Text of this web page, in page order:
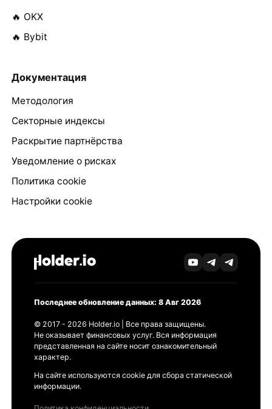
🔥 OKX
🔥 Bybit
Документация
Методология
Секторные индексы
Раскрытие партнёрства
Уведомление о рисках
Политика cookie
Настройки cookie
Последнее обновление данных: 8 Авг 2026
© 2017 - 2026 Holder.io | Все права защищены.
Не оказывает финансовых услуг. Вся информация
представленная на сайте носит ознакомительный
характер.
На сайте используются cookie для сбора статической
информации.